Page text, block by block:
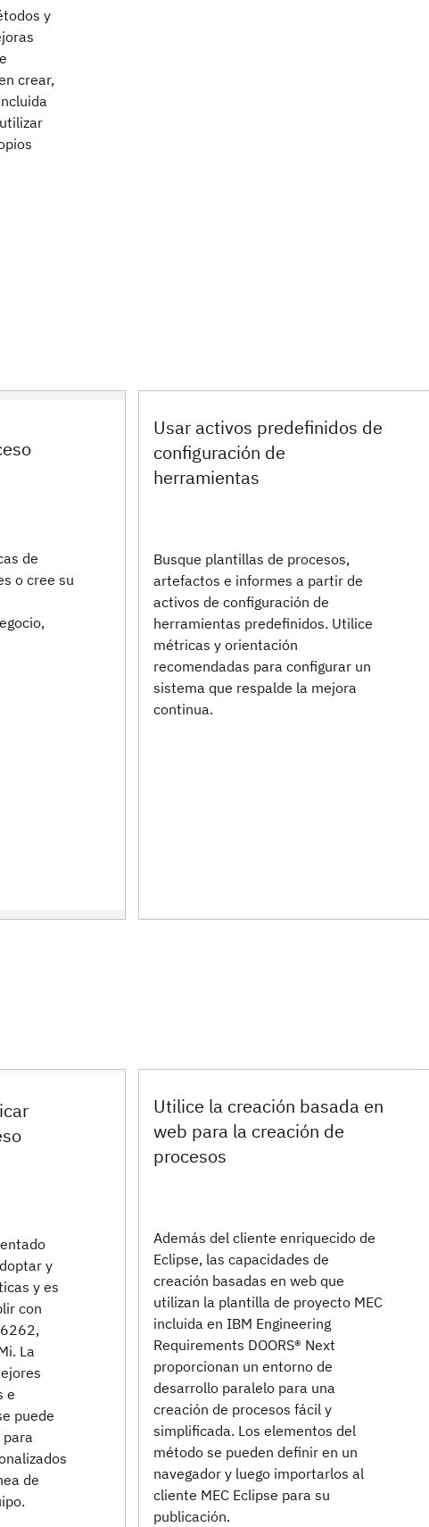
y
crear,
de
o cree su
Usar activos predefinidos de
configuración de
herramientas
Busque plantillas de procesos,
artefactos e informes a partir de
activos de configuración de
herramientas predefinidos. Utilice
métricas y orientación
recomendadas para configurar un
sistema que respalde la mejora
continua.
y
y es
con
La
e
puede
de
Utilice la creación basada en
web para la creación de
procesos
Además del cliente enriquecido de
Eclipse, las capacidades de
creación basadas en web que
utilizan la plantilla de proyecto MEC
incluida en IBM Engineering
Requirements DOORS® Next
proporcionan un entorno de
desarrollo paralelo para una
creación de procesos fácil y
simplificada. Los elementos del
método se pueden definir en un
navegador y luego importarlos al
cliente MEC Eclipse para su
publicación.